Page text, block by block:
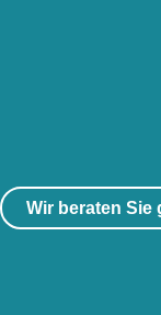
Wir beraten Sie